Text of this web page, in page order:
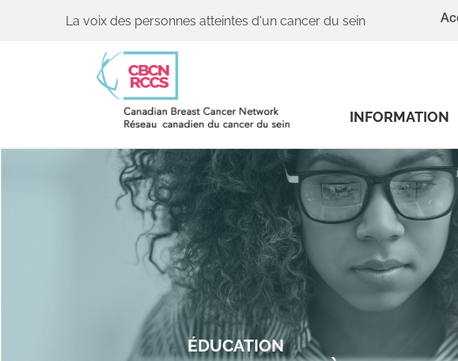
La voix des personnes atteintes d'un cancer du sein
INFORMATION
ÉDUCATION